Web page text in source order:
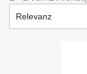
Relevanz